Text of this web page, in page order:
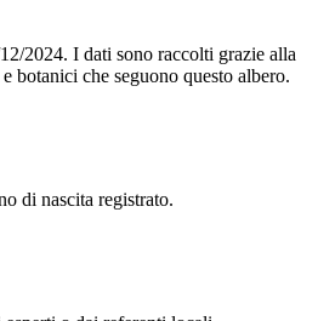
2024. I dati sono raccolti grazie alla
botanici che seguono questo albero.
di nascita registrato.